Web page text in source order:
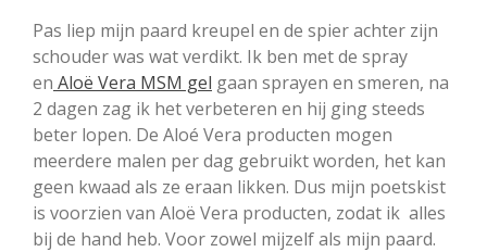
Pas liep mijn paard kreupel en de spier achter zijn
schouder was wat verdikt. Ik ben met de spray
en Aloë Vera MSM gel gaan sprayen en smeren, na
2 dagen zag ik het verbeteren en hij ging steeds
beter lopen. De Aloé Vera producten mogen
meerdere malen per dag gebruikt worden, het kan
geen kwaad als ze eraan likken. Dus mijn poetskist
is voorzien van Aloë Vera producten, zodat ik alles
bij de hand heb. Voor zowel mijzelf als mijn paard.